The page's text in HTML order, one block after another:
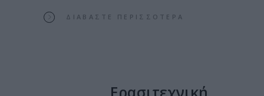
ΔΙΑΒΆΣΤΕ ΠΕΡΙΣΣΌΤΕΡΑ
Ερασιτεχνική